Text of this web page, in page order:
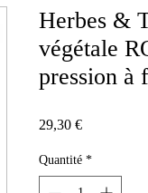
Herbes &
végétale
pression à
29,30 €Prix
Quantité *